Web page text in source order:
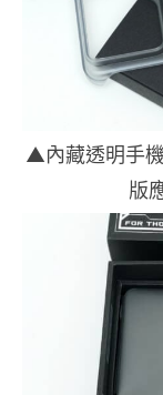
▲內藏透明手
版